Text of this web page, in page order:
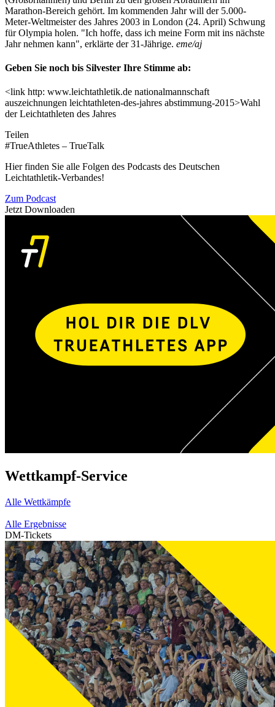
Marathon-Bereich gehört. Im kommenden Jahr will der 5.000-
Meter-Weltmeister des Jahres 2003 in London (24. April) Schwung
für Olympia holen. "Ich hoffe, dass ich meine Form mit ins nächste
Jahr nehmen kann", erklärte der 31-Jährige. eme/aj
Geben Sie noch bis Silvester Ihre Stimme ab:
<link http: www.leichtathletik.de nationalmannschaft
auszeichnungen leichtathleten-des-jahres abstimmung-2015>Wahl
der Leichtathleten des Jahres
Teilen
#TrueAthletes – TrueTalk
Hier finden Sie alle Folgen des Podcasts des Deutschen
Leichtathletik-Verbandes!
Zum Podcast
Jetzt Downloaden
Wettkampf-Service
Alle Wettkämpfe
Alle Ergebnisse
DM-Tickets